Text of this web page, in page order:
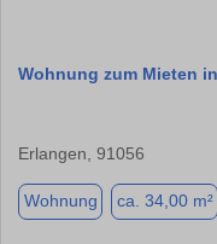
Wohnung zum Mieten
Erlangen, 91056
Wohnung ca. 34,00 m²